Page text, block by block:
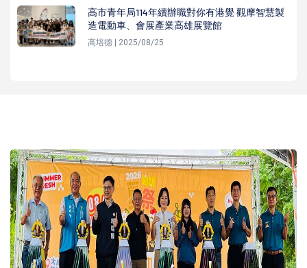
高市青年局114年續辦職對你有港覺 觀摩智慧製
造電動車、會展產業高雄展覽館
高培德 | 2025/08/25